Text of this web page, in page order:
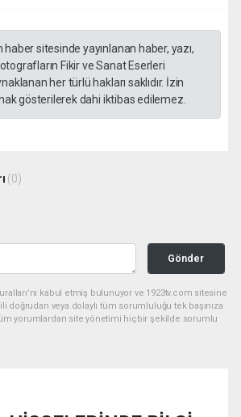
sitesinde yayınlanan haber, yazı,
Fikir ve Sanat Eserleri
her türlü hakları saklıdır. İzin
gösterilerek dahi iktibas edilemez.
(0)
Gönder
kabul etmiş bulunuyor ve 1923tv.com sitesine
doğrudan veya dolaylı tüm sorumluluğu tek başınıza
yorumlardan site yönetimi hiçbir şekilde sorumlu